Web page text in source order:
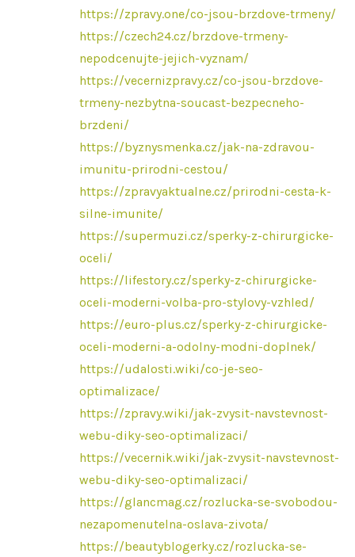
https://zpravy.one/co-jsou-brzdove-trmeny/
https://czech24.cz/brzdove-trmeny-
nepodcenujte-jejich-vyznam/
https://vecernizpravy.cz/co-jsou-brzdove-
trmeny-nezbytna-soucast-bezpecneho-
brzdeni/
https://byznysmenka.cz/jak-na-zdravou-
imunitu-prirodni-cestou/
https://zpravyaktualne.cz/prirodni-cesta-k-
silne-imunite/
https://supermuzi.cz/sperky-z-chirurgicke-
oceli/
https://lifestory.cz/sperky-z-chirurgicke-
oceli-moderni-volba-pro-stylovy-vzhled/
https://euro-plus.cz/sperky-z-chirurgicke-
oceli-moderni-a-odolny-modni-doplnek/
https://udalosti.wiki/co-je-seo-
optimalizace/
https://zpravy.wiki/jak-zvysit-navstevnost-
webu-diky-seo-optimalizaci/
https://vecernik.wiki/jak-zvysit-navstevnost-
webu-diky-seo-optimalizaci/
https://glancmag.cz/rozlucka-se-svobodou-
nezapomenutelna-oslava-zivota/
https://beautyblogerky.cz/rozlucka-se-